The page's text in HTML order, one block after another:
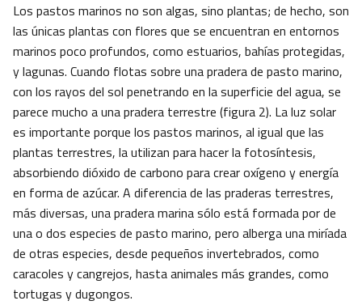
Los pastos marinos no son algas, sino plantas; de hecho, son
las únicas plantas con flores que se encuentran en entornos
marinos poco profundos, como estuarios, bahías protegidas,
y lagunas. Cuando flotas sobre una pradera de pasto marino,
con los rayos del sol penetrando en la superficie del agua, se
parece mucho a una pradera terrestre (figura 2). La luz solar
es importante porque los pastos marinos, al igual que las
plantas terrestres, la utilizan para hacer la fotosíntesis,
absorbiendo dióxido de carbono para crear oxígeno y energía
en forma de azúcar. A diferencia de las praderas terrestres,
más diversas, una pradera marina sólo está formada por de
una o dos especies de pasto marino, pero alberga una miríada
de otras especies, desde pequeños invertebrados, como
caracoles y cangrejos, hasta animales más grandes, como
tortugas y dugongos.